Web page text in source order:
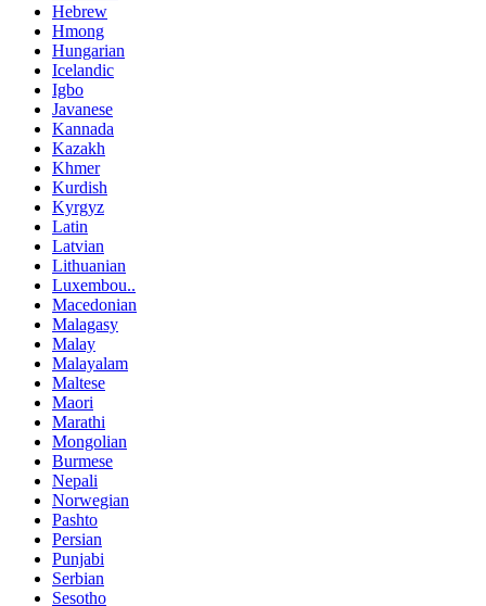
Hebrew
Hmong
Hungarian
Icelandic
Igbo
Javanese
Kannada
Kazakh
Khmer
Kurdish
Kyrgyz
Latin
Latvian
Lithuanian
Luxembou..
Macedonian
Malagasy
Malay
Malayalam
Maltese
Maori
Marathi
Mongolian
Burmese
Nepali
Norwegian
Pashto
Persian
Punjabi
Serbian
Sesotho